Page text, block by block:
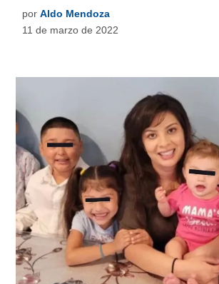
por Aldo Mendoza
11 de marzo de 2022